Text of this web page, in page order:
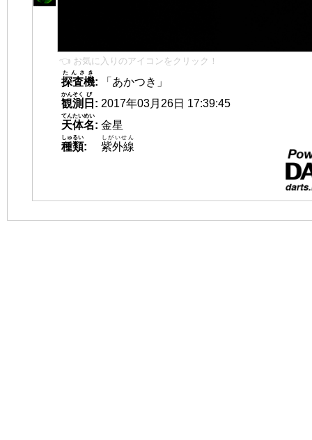
👈 お気に入りのアイコンをクリック！
探査機
たんさき
:
「あかつき」
観測
かんそく
日
び
: 2017年03月26日 17:39:45
天体名
てんたいめい
: 金星
種類
しゅるい
: 紫外線
しがいせん